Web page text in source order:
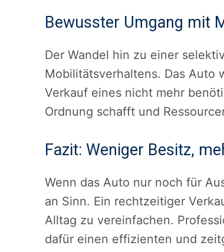
Bewusster Umgang mit
Der Wandel hin zu einer
Mobilitätsverhaltens. Das Auto
Verkauf eines nicht mehr
Ordnung schafft und
Fazit: Weniger Besitz,
Wenn das Auto nur noch für
an Sinn. Ein rechtzeitiger
Alltag zu vereinfachen.
dafür einen effizienten und